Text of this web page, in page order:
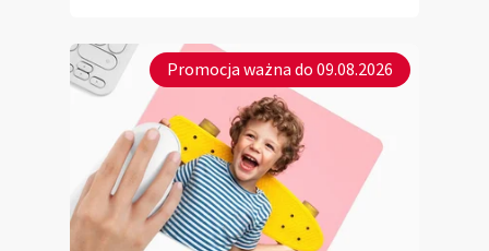
Promocja ważna do 09.08.2026